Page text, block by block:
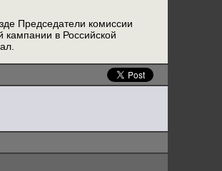
Председатели комиссии
кампании в Российской